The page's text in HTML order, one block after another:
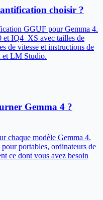
choisir ?
GGUF pour Gemma 4.
IQ4_XS avec tailles de
de vitesse et instructions de
et LM Studio.
Gemma 4 ?
chaque modèle Gemma 4.
portables, ordinateurs de
ce dont vous avez besoin